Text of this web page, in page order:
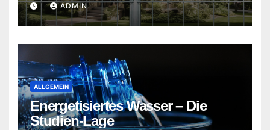
ADMIN
ALLGEMEIN
Energetisiertes Wasser – Die
Studien-Lage